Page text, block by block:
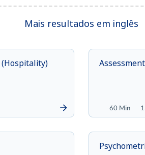
Mais resultados em inglês
60 Min